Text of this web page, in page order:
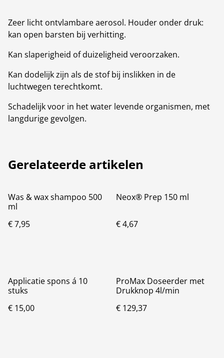
Zeer licht ontvlambare aerosol. Houder onder druk:
kan open barsten bij verhitting.
Kan slaperigheid of duizeligheid veroorzaken.
Kan dodelijk zijn als de stof bij inslikken in de
luchtwegen terechtkomt.
Schadelijk voor in het water levende organismen, met
langdurige gevolgen.
Gerelateerde artikelen
Was & wax shampoo 500
ml
€ 7,95
Neox® Prep 150 ml
€ 4,67
Applicatie spons á 10
stuks
€ 15,00
ProMax Doseerder met
Drukknop 4l/min
€ 129,37